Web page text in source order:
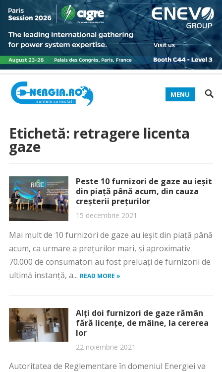
MENU
Etichetă: retragere licenta
gaze
Peste 10 furnizori de gaze au ieșit
din piață până acum, din cauza
creșterii prețurilor
15 decembrie 2021
Mai mult de 10 furnizori de gaze au ieşit din piaţă până
acum, ca urmare a preţurilor mari, şi aproximativ
70.000 de consumatori au fost preluaţi de furnizorii de
ultimă instanţă, a... READ MORE »
Alți doi furnizori de gaze rămân
fără licențe, de mâine, la cererea
lor
22 noiembrie 2021
Autoritatea de Reglementare în domeniul Energiei va